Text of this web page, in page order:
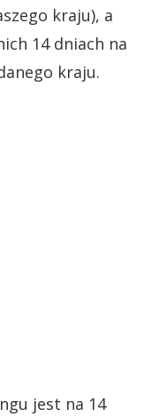
kraju), a
14 dniach na
kraju.
jest na 14